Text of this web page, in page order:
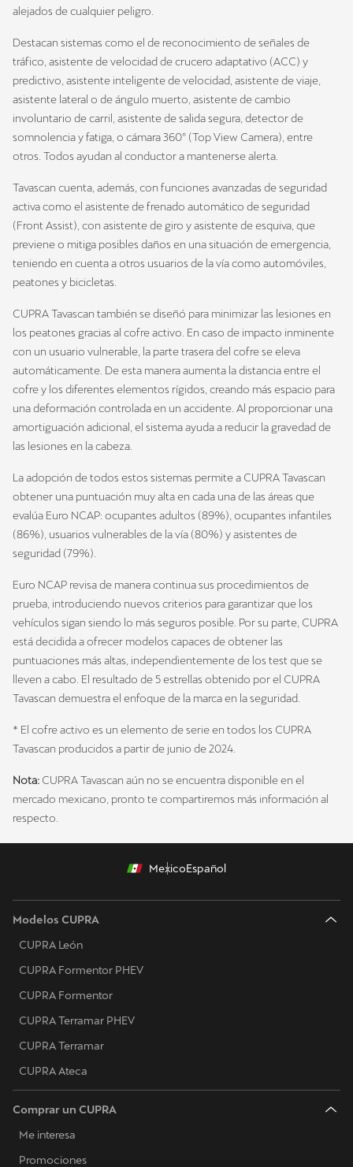
alejados de cualquier peligro.
Destacan sistemas como el de reconocimiento de señales de
tráfico, asistente de velocidad de crucero adaptativo (ACC) y
predictivo, asistente inteligente de velocidad, asistente de viaje,
asistente lateral o de ángulo muerto, asistente de cambio
involuntario de carril, asistente de salida segura, detector de
somnolencia y fatiga, o cámara 360º (Top View Camera), entre
otros. Todos ayudan al conductor a mantenerse alerta.
Tavascan cuenta, además, con funciones avanzadas de seguridad
activa como el asistente de frenado automático de seguridad
(Front Assist), con asistente de giro y asistente de esquiva, que
previene o mitiga posibles daños en una situación de emergencia,
teniendo en cuenta a otros usuarios de la vía como automóviles,
peatones y bicicletas.
CUPRA Tavascan también se diseñó para minimizar las lesiones en
los peatones gracias al cofre activo. En caso de impacto inminente
con un usuario vulnerable, la parte trasera del cofre se eleva
automáticamente. De esta manera aumenta la distancia entre el
cofre y los diferentes elementos rígidos, creando más espacio para
una deformación controlada en un accidente. Al proporcionar una
amortiguación adicional, el sistema ayuda a reducir la gravedad de
las lesiones en la cabeza.
La adopción de todos estos sistemas permite a CUPRA Tavascan
obtener una puntuación muy alta en cada una de las áreas que
evalúa Euro NCAP: ocupantes adultos (89%), ocupantes infantiles
(86%), usuarios vulnerables de la vía (80%) y asistentes de
seguridad (79%).
Euro NCAP revisa de manera continua sus procedimientos de
prueba, introduciendo nuevos criterios para garantizar que los
vehículos sigan siendo lo más seguros posible. Por su parte, CUPRA
está decidida a ofrecer modelos capaces de obtener las
puntuaciones más altas, independientemente de los test que se
lleven a cabo. El resultado de 5 estrellas obtenido por el CUPRA
Tavascan demuestra el enfoque de la marca en la seguridad.
* El cofre activo es un elemento de serie en todos los CUPRA
Tavascan producidos a partir de junio de 2024.
Nota: CUPRA Tavascan aún no se encuentra disponible en el
mercado mexicano, pronto te compartiremos más información al
respecto.
MexicoEspañol
Modelos CUPRA
CUPRA León
CUPRA Formentor PHEV
CUPRA Formentor
CUPRA Terramar PHEV
CUPRA Terramar
CUPRA Ateca
Comprar un CUPRA
Me interesa
Promociones